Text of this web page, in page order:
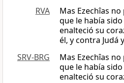
RVA
Mas Ezechîas
que le había
enalteció su
él, y contra Judá
SRV-BRG
Mas Ezechîas
que le había
enalteció su